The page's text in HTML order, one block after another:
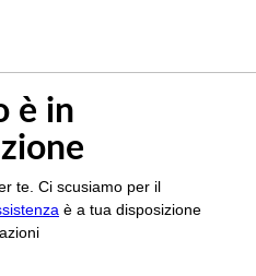
è in
te. Ci scusiamo per il
è a tua disposizione